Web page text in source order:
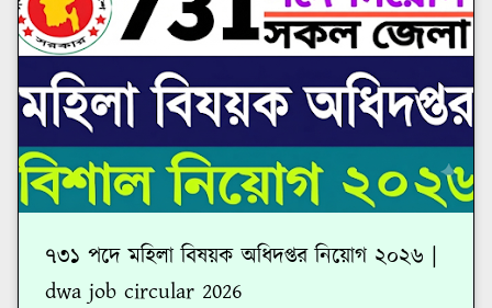
৭৩১ পদে মহিলা বিষয়ক অধিদপ্তর নিয়োগ ২০২৬ |
dwa job circular 2026